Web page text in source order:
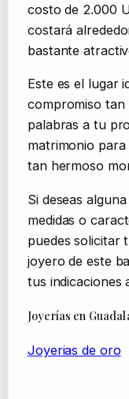
costo de 2.000
costará
bastante
Este es el lugar
compromiso tan
palabras a tu
matrimonio
tan hermoso
Si deseas
medidas o
puedes solicitar
joyero de este
tus indicaciones
Joyerías en
Joyerias de oro